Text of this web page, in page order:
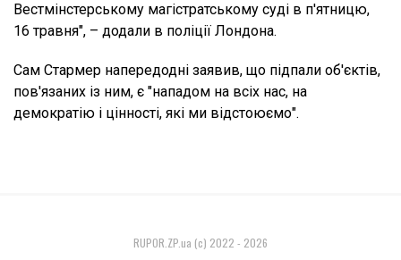
Вестмінстерському магістратському суді в п'ятницю,
16 травня", – додали в поліції Лондона.
Сам Стармер напередодні заявив, що підпали об'єктів,
пов'язаних із ним, є "нападом на всіх нас, на
демократію і цінності, які ми відстоюємо".
RUPOR.ZP.ua (c) 2022 - 2026